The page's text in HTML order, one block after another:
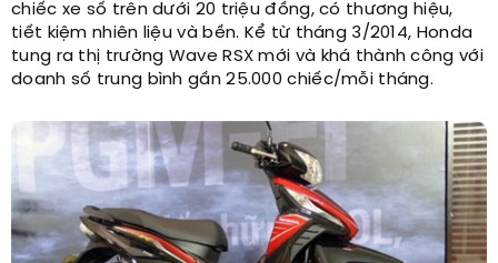
chiếc xe số trên dưới 20 triệu đồng, có thương hiệu,
tiết kiệm nhiên liệu và bền. Kể từ tháng 3/2014, Honda
tung ra thị trường Wave RSX mới và khá thành công với
doanh số trung bình gần 25.000 chiếc/mỗi tháng.